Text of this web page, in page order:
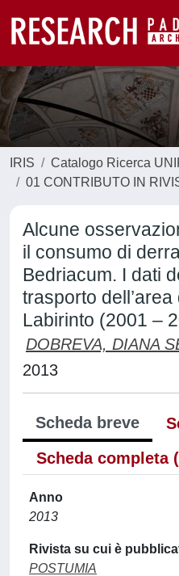
IRIS
Catalogo Ricerca
01 CONTRIBUTO IN
Alcune
il consumo di
Bedriacum. I dati
trasporto
Labirinto (2001 –
DOBREVA, DIANA
2013
Scheda breve
Scheda completa
Anno
2013
Rivista su cui è
POSTUMIA